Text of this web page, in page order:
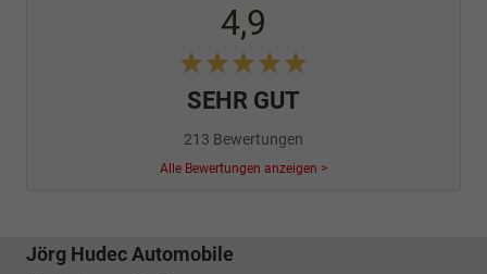
4,9
SEHR GUT
213 Bewertungen
Alle Bewertungen anzeigen >
Jörg Hudec Automobile